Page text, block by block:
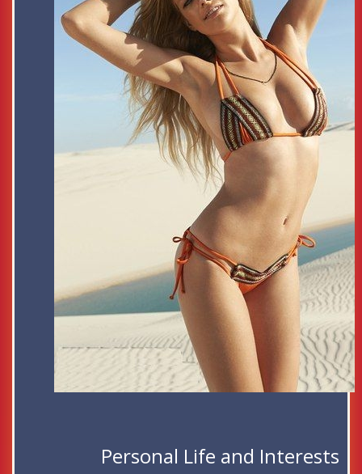
Personal Life and Interests